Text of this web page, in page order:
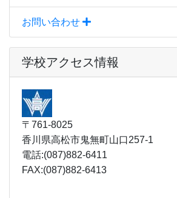
お問い合わせ
学校アクセス情報
〒761-8025
香川県高松市鬼無町山口257-1
電話:(087)882-6411
FAX:(087)882-6413